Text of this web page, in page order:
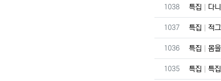
번호
1038 특집 다
번호
1037 특집 적
번호
1036 특집 몸
번호
1035 특집 특